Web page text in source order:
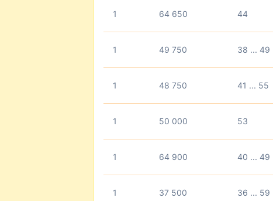
1 64 650 44
1 49 750 38 ... 49
1 48 750 41 ... 55
1 50 000 53
1 64 900 40 ... 49
1 37 500 36 ... 59